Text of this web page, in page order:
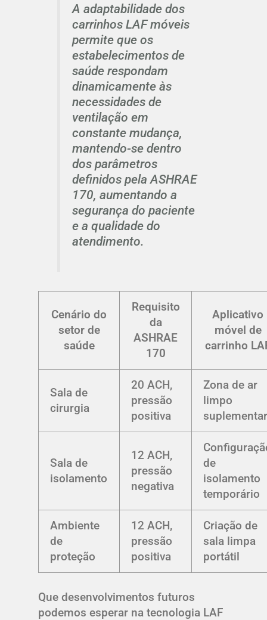
A adaptabilidade dos
carrinhos LAF móveis
permite que os
estabelecimentos de
saúde respondam
dinamicamente às
necessidades de
ventilação em
constante mudança,
mantendo-se dentro
dos parâmetros
definidos pela ASHRAE
170, aumentando a
segurança do paciente
e a qualidade do
atendimento.
Cenário do
setor de
saúde
Requisito
da
ASHRAE
170
Aplicativo
móvel de
carrinho
Sala de
cirurgia
20 ACH,
pressão
positiva
Zona de ar
limpo
Sala de
isolamento
12 ACH,
pressão
negativa
de
isolamento
temporário
Ambiente
de
proteção
12 ACH,
pressão
positiva
Criação de
sala limpa
portátil
Que desenvolvimentos futuros
podemos esperar na tecnologia LAF